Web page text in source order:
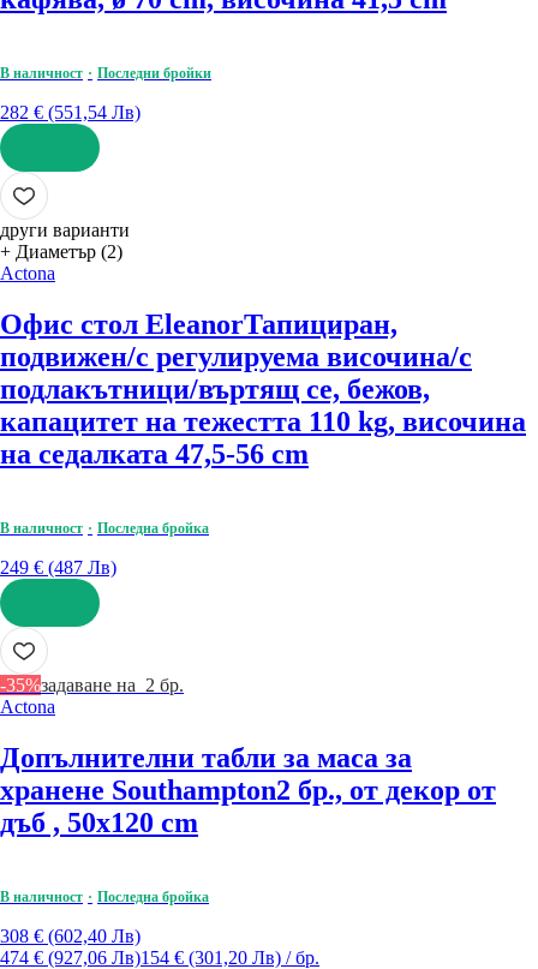
В наличност Последни бройки
282 € (551,54 Лв)
ДОБАВИ
други варианти
+ Диаметър (2)
Actona
Офис стол EleanorТапициран,
подвижен/с регулируема височина/с
подлакътници/въртящ се, бежов,
капацитет на тежестта 110 kg, височина
на седалката 47,5-56 cm
В наличност Последна бройка
249 € (487 Лв)
ДОБАВИ
-35%задаване на 2 бр.
Actona
Допълнителни табли за маса за
хранене Southampton2 бр., от декор от
дъб , 50x120 cm
В наличност Последна бройка
308 € (602,40 Лв)
474 € (927,06 Лв)154 € (301,20 Лв) / бр.